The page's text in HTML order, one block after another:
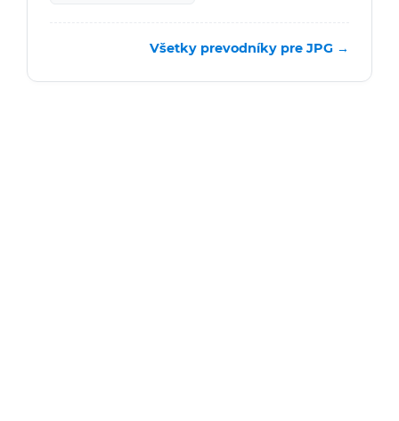
Všetky prevodníky pre JPG →